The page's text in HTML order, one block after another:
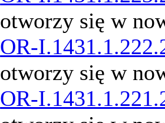
otworzy się w
OR-
otworzy się w
OR-